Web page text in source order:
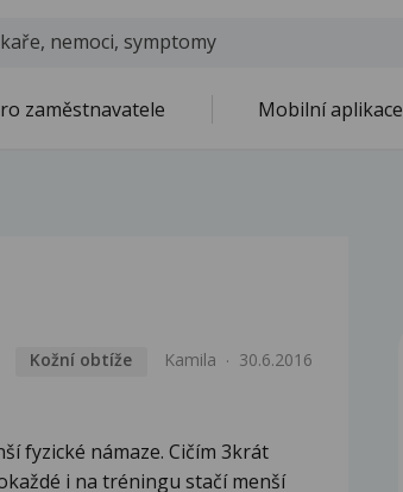
zaměstnavatele Mobilní aplikace
Kožní obtíže Kamila 30.6.2016
fyzické námaze. Cičím 3krát
i na tréningu stačí menší